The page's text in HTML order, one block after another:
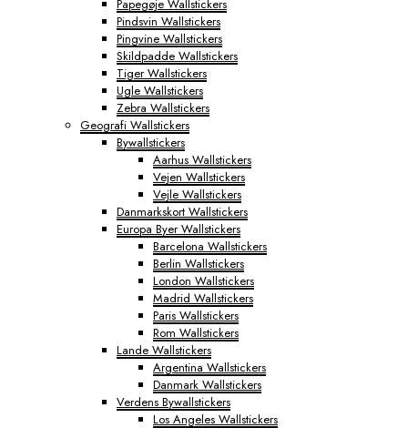
Papegøje Wallstickers
Pindsvin Wallstickers
Pingvine Wallstickers
Skildpadde Wallstickers
Tiger Wallstickers
Ugle Wallstickers
Zebra Wallstickers
Geografi Wallstickers
Bywallstickers
Aarhus Wallstickers
Vejen Wallstickers
Vejle Wallstickers
Danmarkskort Wallstickers
Europa Byer Wallstickers
Barcelona Wallstickers
Berlin Wallstickers
London Wallstickers
Madrid Wallstickers
Paris Wallstickers
Rom Wallstickers
Lande Wallstickers
Argentina Wallstickers
Danmark Wallstickers
Verdens Bywallstickers
Los Angeles Wallstickers